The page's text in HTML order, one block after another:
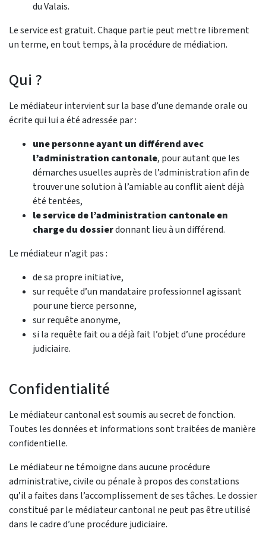
du Valais.
Le service est gratuit. Chaque partie peut mettre librement
un terme, en tout temps, à la procédure de médiation.
Qui ?
Le médiateur intervient sur la base d’une demande orale ou
écrite qui lui a été adressée par :
une personne ayant un différend avec
l’administration cantonale, pour autant que les
démarches usuelles auprès de l’administration afin de
trouver une solution à l’amiable au conflit aient déjà
été tentées,
le service de l’administration cantonale en
charge du dossierdonnant lieu à un différend.
Le médiateur n’agit pas :
de sa propre initiative,
sur requête d’un mandataire professionnel agissant
pour une tierce personne,
sur requête anonyme,
si la requête fait ou a déjà fait l’objet d’une procédure
judiciaire.
Confidentialité
Le médiateur cantonal est soumis au secret de fonction.
Toutes les données et informations sont traitées de manière
confidentielle.
Le médiateur ne témoigne dans aucune procédure
administrative, civile ou pénale à propos des constations
qu’il a faites dans l’accomplissement de ses tâches. Le dossier
constitué par le médiateur cantonal ne peut pas être utilisé
dans le cadre d’une procédure judiciaire.